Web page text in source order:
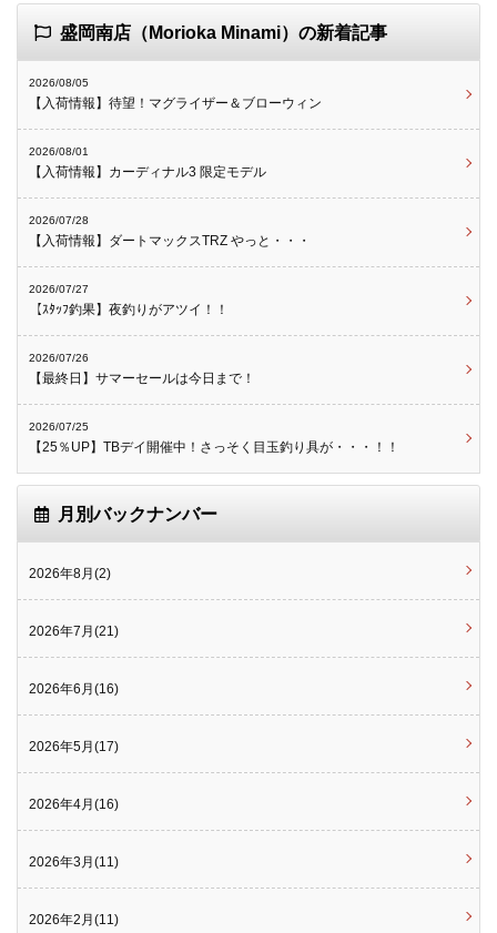
盛岡南店（Morioka Minami）の新着記事
2026/08/05
【入荷情報】待望！マグライザー＆ブローウィン
2026/08/01
【入荷情報】カーディナル3 限定モデル
2026/07/28
【入荷情報】ダートマックスTRZ やっと・・・
2026/07/27
【ｽﾀｯﾌ釣果】夜釣りがアツイ！！
2026/07/26
【最終日】サマーセールは今日まで！
2026/07/25
【25％UP】TBデイ開催中！さっそく目玉釣り具が・・・！！
月別バックナンバー
2026年8月(2)
2026年7月(21)
2026年6月(16)
2026年5月(17)
2026年4月(16)
2026年3月(11)
2026年2月(11)